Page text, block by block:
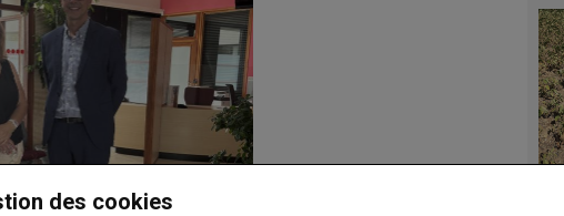
des cookies